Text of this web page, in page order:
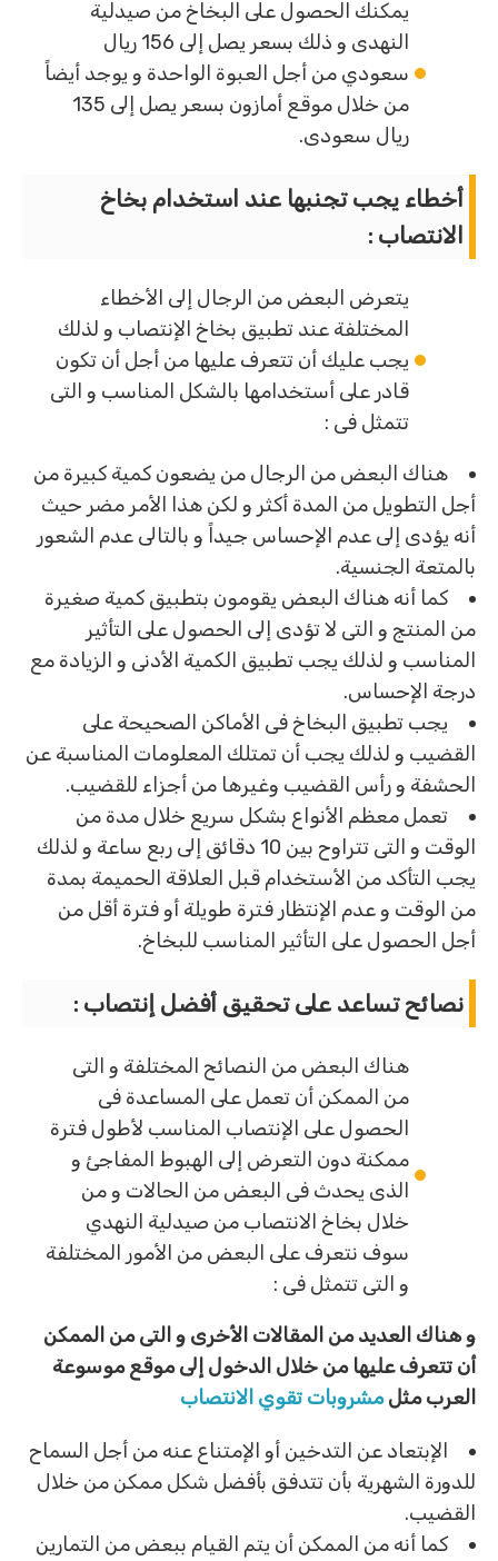
يمكنك الحصول على البخاخ من صيدلية
النهدى و ذلك بسعر يصل إلى 156 ريال
سعودي من أجل العبوة الواحدة و يوجد أيضاً
من خلال موقع أمازون بسعر يصل إلى 135
ريال سعودى.
أخطاء يجب تجنبها عند استخدام بخاخ
الانتصاب :
يتعرض البعض من الرجال إلى الأخطاء
المختلفة عند تطبيق بخاخ الإنتصاب و لذلك
يجب عليك أن تتعرف عليها من أجل أن تكون
قادر على أستخدامها بالشكل المناسب و التى
تتمثل فى :
هناك البعض من الرجال من يضعون كمية كبيرة من
أجل التطويل من المدة أكثر و لكن هذا الأمر مضر حيث
أنه يؤدى إلى عدم الإحساس جيداً و بالتالى عدم الشعور
بالمتعة الجنسية.
كما أنه هناك البعض يقومون بتطبيق كمية صغيرة
من المنتج و التى لا تؤدى إلى الحصول على التأثير
المناسب و لذلك يجب تطبيق الكمية الأدنى و الزيادة مع
درجة الإحساس.
يجب تطبيق البخاخ فى الأماكن الصحيحة على
القضيب و لذلك يجب أن تمتلك المعلومات المناسبة عن
الحشفة و رأس القضيب وغيرها من أجزاء للقضيب.
تعمل معظم الأنواع بشكل سريع خلال مدة من
الوقت و التى تتراوح بين 10 دقائق إلى ربع ساعة و لذلك
يجب التأكد من الأستخدام قبل العلاقة الحميمة بمدة
من الوقت و عدم الإنتظار فترة طويلة أو فترة أقل من
أجل الحصول على التأثير المناسب للبخاخ.
نصائح تساعد على تحقيق أفضل إنتصاب :
هناك البعض من النصائح المختلفة و التى
من الممكن أن تعمل على المساعدة فى
الحصول على الإنتصاب المناسب لأطول فترة
ممكنة دون التعرض إلى الهبوط المفاجئ و
الذى يحدث فى البعض من الحالات و من
خلال بخاخ الانتصاب من صيدلية النهدي
سوف نتعرف على البعض من الأمور المختلفة
و التى تتمثل فى :
و هناك العديد من المقالات الأخرى و التى من الممكن
أن تتعرف عليها من خلال الدخول إلى موقع موسوعة
العرب مثلمشروبات تقوي الانتصاب
الإبتعاد عن التدخين أو الإمتناع عنه من أجل السماح
للدورة الشهرية بأن تتدفق بأفضل شكل ممكن من خلال
القضيب.
كما أنه من الممكن أن يتم القيام ببعض من التمارين